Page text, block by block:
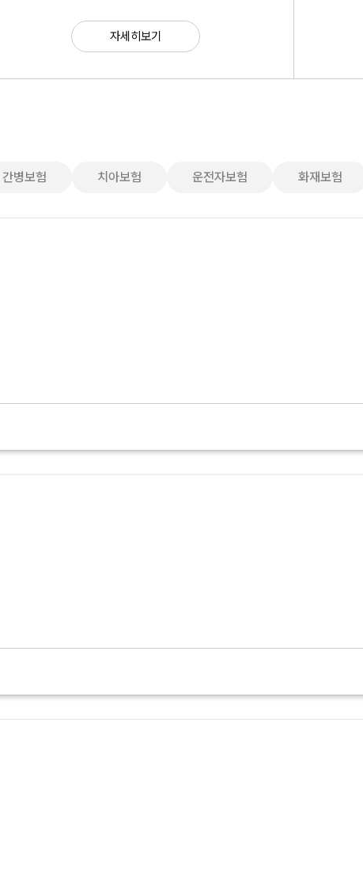
자세히보기
간병보험 치아보험 운전자보험 화재보험